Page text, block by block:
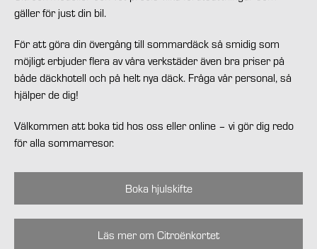
gäller för just din bil.
För att göra din övergång till sommardäck så smidig som
möjligt erbjuder flera av våra verkstäder även bra priser på
både däckhotell och på helt nya däck. Fråga vår personal, så
hjälper de dig!
Välkommen att boka tid hos oss eller online – vi gör dig redo
för alla sommarresor.
Boka hjulskifte
Läs mer om Citroënkortet